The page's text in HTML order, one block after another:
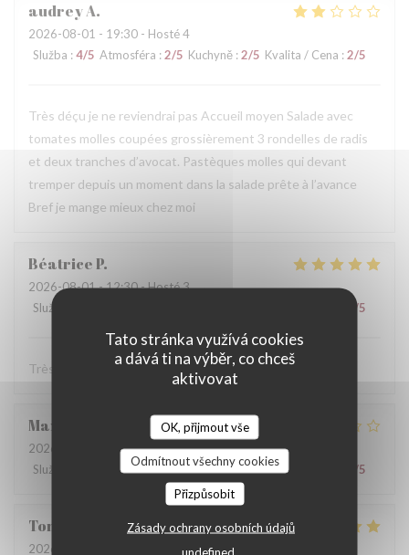
Tato stránka využívá cookies
a dává ti na výběr, co chceš
aktivovat
OK, přijmout vše
Odmítnout všechny cookies
Přizpůsobit
Zásady ochrany osobních údajů
undefined
audreyA
2026-08-01 - 19:30 - Hosté 4
Služba : 4/5 Atmosféra : 2/5 Kuchyně : 2/5 Kvalita / Cena : 2/5
Très déçu je ne reviendrai pas Accueil moyen Salade avec
tomates molles coupées grossièrement 3 rondelles de radis
et deux tranches d’avocat. Pastèques molles qui devant
tremper depuis un moment dans la salade prête à l’avance
Bref je mange mieux chez moi
BéatriceP
2026-08-01- 12:30 - Hosté 3
Služba
/5
Très bon accueil ! Plat excellent .. Cadre magnifique
Maxime
2026-08-01
- 20:00 - Hosté 3
Služba
Atmosféra:3/5 Kuchyně:2/5 Kvalita / Cena /5
Tom
2026-08-03
- 21:00 - Hosté 2